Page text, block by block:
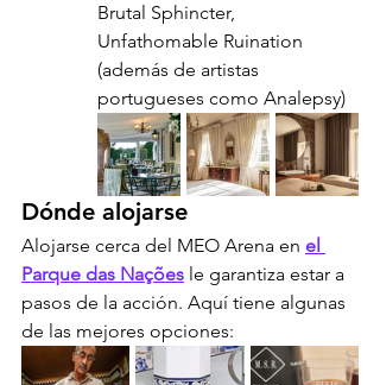
Brutal Sphincter,
Unfathomable Ruination
(además de artistas
portugueses como Analepsy)
Dónde alojarse
Alojarse cerca del MEO Arena en el
Parque das Nações le garantiza estar a
pasos de la acción. Aquí tiene algunas
de las mejores opciones: